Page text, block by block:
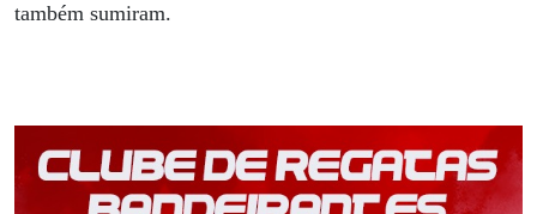
também sumiram.